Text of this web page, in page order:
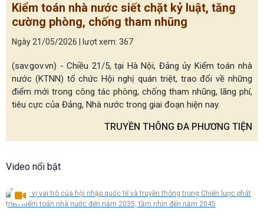
Kiểm toán nhà nước siết chặt kỷ luật, tăng
cường phòng, chống tham nhũng
Ngày 21/05/2026 | lượt xem: 367
(sav.gov.vn) - Chiều 21/5, tại Hà Nội, Đảng ủy Kiểm toán nhà
nước (KTNN) tổ chức Hội nghị quán triệt, trao đổi về những
điểm mới trong công tác phòng, chống tham nhũng, lãng phí,
tiêu cực của Đảng, Nhà nước trong giai đoạn hiện nay.
TRUYỀN THÔNG ĐA PHƯƠNG TIỆN
Video nổi bật